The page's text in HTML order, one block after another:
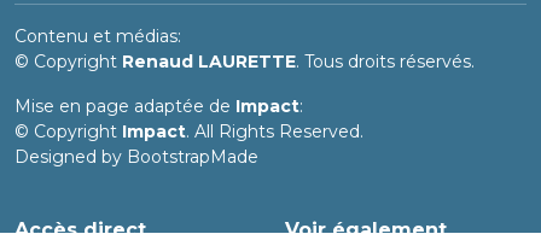
Contenu et médias:
© Copyright Renaud LAURETTE. Tous droits réservés.
Mise en page adaptée de Impact:
© Copyright Impact. All Rights Reserved.
Designed by BootstrapMade